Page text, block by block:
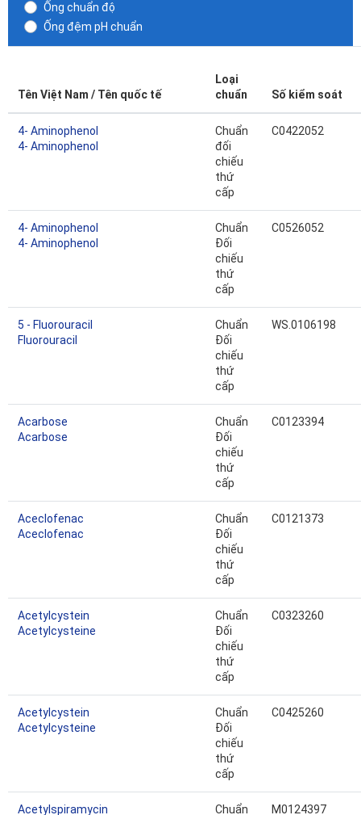
Ống chuẩn độ
Ống đệm pH chuẩn
Tên Việt Nam / Tên quốc tế
Loại
chuẩn
Số kiểm soát
4- Aminophenol
4- Aminophenol
Chuẩn
đối
chiếu
thứ
cấp
C0422052
4- Aminophenol
4- Aminophenol
Chuẩn
Đối
chiếu
thứ
cấp
C0526052
5 - Fluorouracil
Fluorouracil
Chuẩn
Đối
chiếu
thứ
cấp
WS.0106198
Acarbose
Acarbose
Chuẩn
Đối
chiếu
thứ
cấp
C0123394
Aceclofenac
Aceclofenac
Chuẩn
Đối
chiếu
thứ
cấp
C0121373
Acetylcystein
Acetylcysteine
Chuẩn
Đối
chiếu
thứ
cấp
C0323260
Acetylcystein
Acetylcysteine
Chuẩn
Đối
chiếu
thứ
cấp
C0425260
Acetylspiramycin
Chuẩn
M0124397